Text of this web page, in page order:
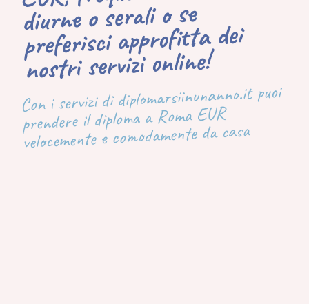
diurne o serali o se
preferisci approfitta dei
nostri servizi online!
Con i servizi di diplomarsiinunanno.it puoi
prendere il diploma a Roma EUR
velocemente e comodamente da casa